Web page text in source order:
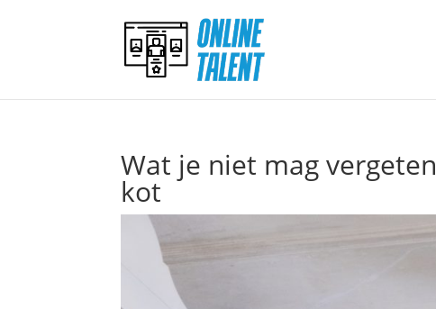
Wat je niet mag
kot